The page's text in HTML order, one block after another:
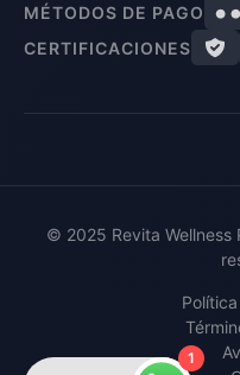
MÉTODOS DE PAGO
CERTIFICACIONES
© 2025 Revita Wellness
1